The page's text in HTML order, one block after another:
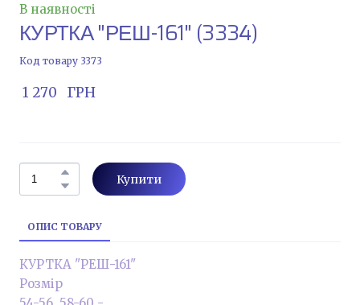
В наявності
КУРТКА "РЕШ-161" (3334)
Код товару 3373
1 270   ГРН
Купити
ОПИС ТОВАРУ
КУРТКА "РЕШ-161"
Розмір